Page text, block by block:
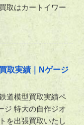
取はカートイワー
取実績｜Nゲージ
道模型買取実績ペ
ジ 特大の自作ジオ
を出張買取いたし